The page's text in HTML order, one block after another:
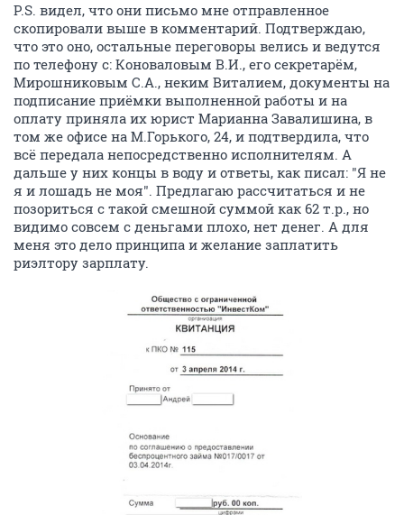
P.S. видел, что они письмо мне отправленное
скопировали выше в комментарий. Подтверждаю,
что это оно, остальные переговоры велись и ведутся
по телефону с: Коноваловым В.И., его секретарём,
Мирошниковым С.А., неким Виталием, документы на
подписание приёмки выполненной работы и на
оплату приняла их юрист Марианна Завалишина, в
том же офисе на М.Горького, 24, и подтвердила, что
всё передала непосредственно исполнителям. А
дальше у них концы в воду и ответы, как писал: "Я не
я и лошадь не моя". Предлагаю рассчитаться и не
позориться с такой смешной суммой как 62 т.р., но
видимо совсем с деньгами плохо, нет денег. А для
меня это дело принципа и желание заплатить
риэлтору зарплату.